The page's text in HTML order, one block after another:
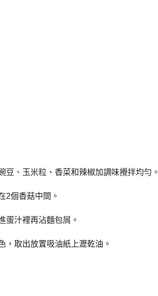
豆、玉米粒、香菜和辣椒加調味攪拌均勻。
2個香菇中間。
蛋汁裡再沾麵包屑。
，取出放置吸油紙上瀝乾油。